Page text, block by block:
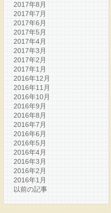
2017年8月
2017年7月
2017年6月
2017年5月
2017年4月
2017年3月
2017年2月
2017年1月
2016年12月
2016年11月
2016年10月
2016年9月
2016年8月
2016年7月
2016年6月
2016年5月
2016年4月
2016年3月
2016年2月
2016年1月
以前の記事